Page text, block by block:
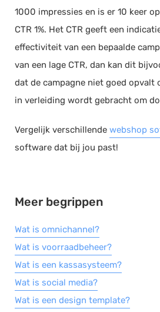
Planning
Werkbonnen
Rittenregistratie
Webshop
Voorraadbeheer
ERP
Verlof en verzuim
HRM
Salarisadministratie
Website
Marketing automation
Support
1000 impressies en is er 10 keer
CTR 1%. Het CTR geeft een
effectiviteit van een bepaalde
van een lage CTR, dan kan dit
dat de campagne niet goed opvalt
in verleiding wordt gebracht om
Vergelijk verschillende webshop
software dat bij jou past!
Meer begrippen
Wat is omnichannel?
Wat is voorraadbeheer?
Wat is een kassasysteem?
Wat is social media?
Wat is een design template?